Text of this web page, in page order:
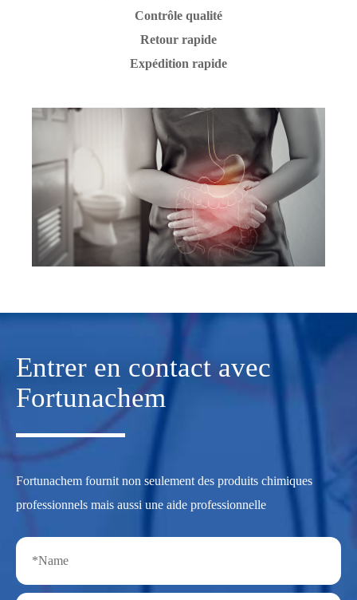
Contrôle qualité
Retour rapide
Expédition rapide
Entrer en contact avec
Fortunachem
Fortunachem fournit non seulement des produits chimiques
professionnels mais aussi une aide professionnelle